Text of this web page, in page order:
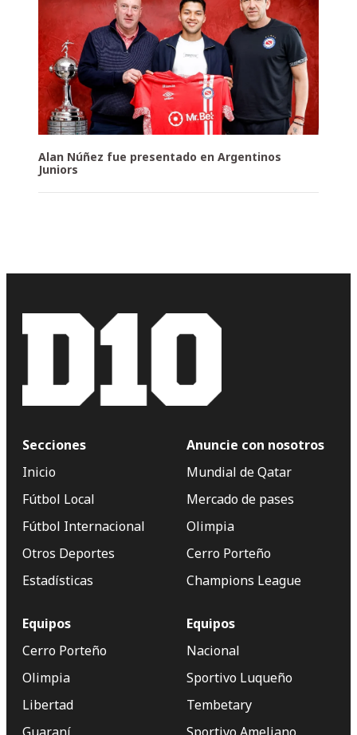
Alan Núñez fue presentado en Argentinos
Juniors
Secciones
Inicio
Fútbol Local
Fútbol Internacional
Otros Deportes
Estadísticas
Anuncie con nosotros
Mundial de Qatar
Mercado de pases
Olimpia
Cerro Porteño
Champions League
Equipos
Cerro Porteño
Olimpia
Libertad
Equipos
Nacional
Sportivo Luqueño
Tembetary